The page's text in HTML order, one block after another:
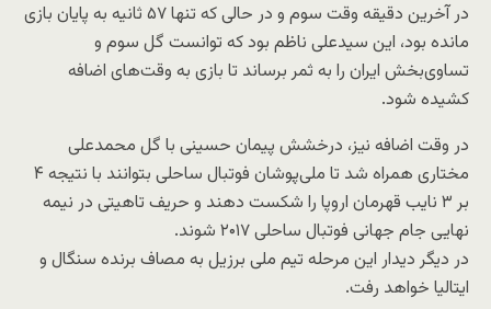
در آخرین دقیقه وقت سوم و در حالی که تنها ۵۷ ثانیه به پایان بازی
مانده بود، این سیدعلی ناظم بود که توانست گل سوم و
تساوی‌بخش ایران را به ثمر برساند تا بازی به وقت‌های اضافه
کشیده شود.
در وقت اضافه نیز، درخشش پیمان حسینی با گل محمدعلی
مختاری همراه شد تا ملی‌پوشان فوتبال ساحلی بتوانند با نتیجه ۴
بر ۳ نایب قهرمان اروپا را شکست دهند و حریف تاهیتی در نیمه
نهایی جام جهانی فوتبال ساحلی ۲۰۱۷ شوند.
در دیگر دیدار این مرحله تیم ملی برزیل به مصاف برنده سنگال و
ایتالیا خواهد رفت.